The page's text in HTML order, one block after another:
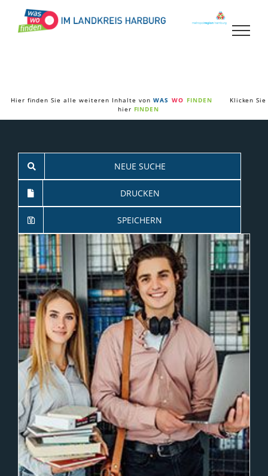
Inhalt
springen
Hier finden Sie alle weiteren Inhalte von WAS WO FINDEN
Klicken Sie
hier FINDEN
NEUE SUCHE
DRUCKEN
SPEICHERN